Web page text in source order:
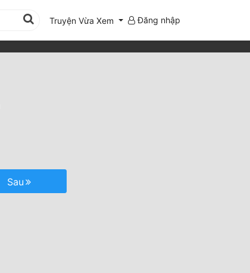
Truyện Vừa Xem Đăng nhập
Sau